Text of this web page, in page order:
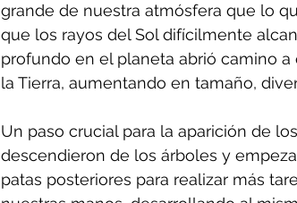
grande de nuestra atmósfera que lo
que los rayos del Sol difícilmente
profundo en el planeta abrió camino
la Tierra, aumentando en tamaño,
Un paso crucial para la aparición de
descendieron de los árboles y
patas posteriores para realizar más